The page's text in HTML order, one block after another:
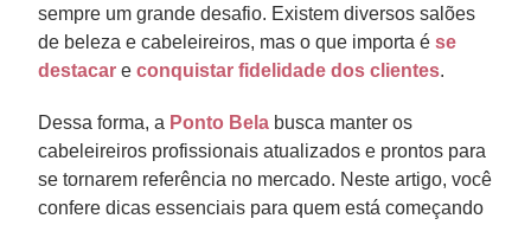
sempre um grande desafio. Existem diversos salões
de beleza e cabeleireiros, mas o que importa é se
destacar e conquistar fidelidade dos clientes.
Dessa forma, a Ponto Bela busca manter os
cabeleireiros profissionais atualizados e prontos para
se tornarem referência no mercado. Neste artigo, você
confere dicas essenciais para quem está começando